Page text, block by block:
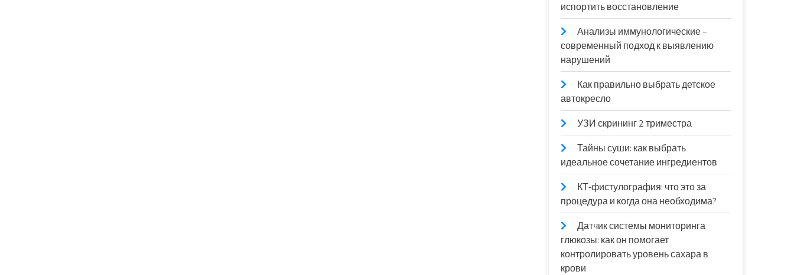
испортить восстановление
Анализы иммунологические –
современный подход к выявлению
нарушений
Как правильно выбрать детское
автокресло
УЗИ скрининг 2 триместра
Тайны суши: как выбрать
идеальное сочетание ингредиентов
КТ-фистулография: что это за
процедура и когда она необходима?
Датчик системы мониторинга
глюкозы: как он помогает
контролировать уровень сахара в
крови